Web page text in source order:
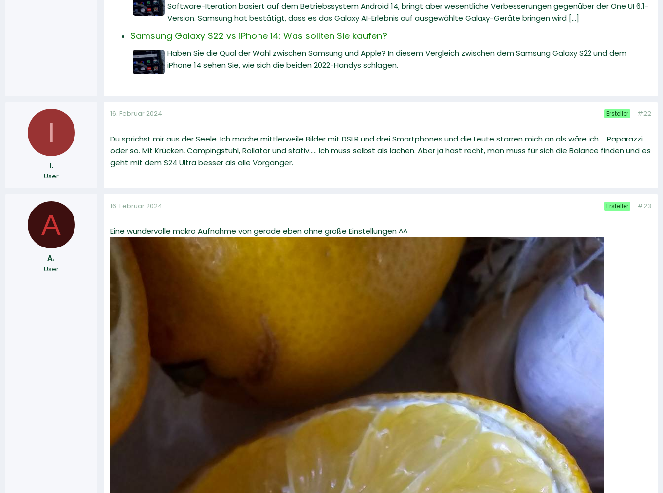
Software-Iteration basiert auf dem Betriebssystem Android 14, bringt aber wesentliche Verbesserungen gegenüber der One UI 6.1-
Version. Samsung hat bestätigt, dass es das Galaxy AI-Erlebnis auf ausgewählte Galaxy-Geräte bringen wird [...]
Samsung Galaxy S22 vs iPhone 14: Was sollten Sie kaufen?
Haben Sie die Qual der Wahl zwischen Samsung und Apple? In diesem Vergleich zwischen dem Samsung Galaxy S22 und dem
iPhone 14 sehen Sie, wie sich die beiden 2022-Handys schlagen.
I
I.
User
16. Februar 2024 Ersteller #22
Du sprichst mir aus der Seele. Ich mache mittlerweile Bilder mit DSLR und drei Smartphones und die Leute starren mich an als wäre ich.... Paparazzi
oder so. Mit Krücken, Campingstuhl, Rollator und stativ..... Ich muss selbst als lachen. Aber ja hast recht, man muss für sich die Balance finden und es
geht mit dem S24 Ultra besser als alle Vorgänger.
A
A.
User
16. Februar 2024 Ersteller #23
Eine wundervolle makro Aufnahme von gerade eben ohne große Einstellungen ^^